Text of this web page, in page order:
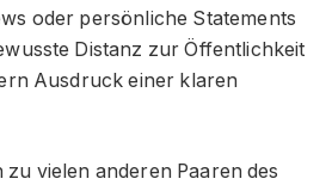
oder persönliche Statements
Distanz zur Öffentlichkeit
Ausdruck einer klaren
zu vielen anderen Paaren des